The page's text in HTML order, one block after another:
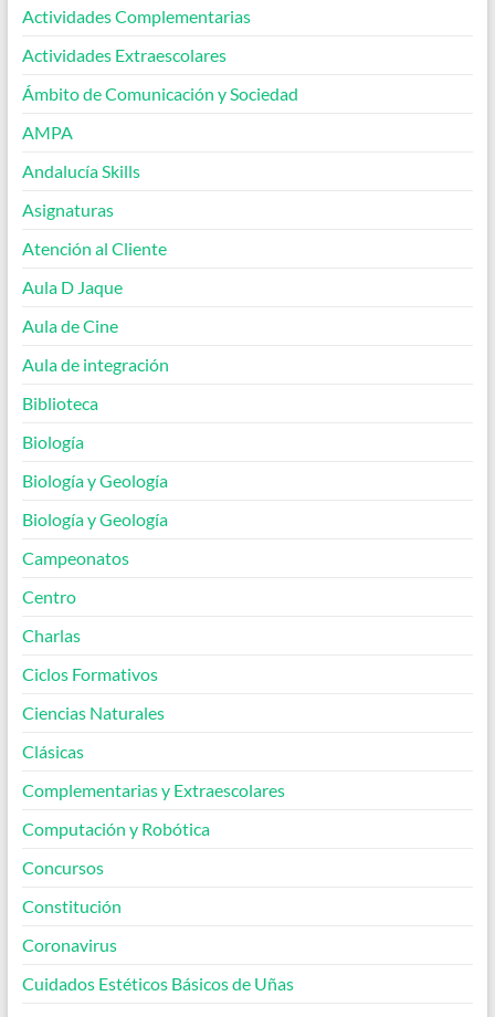
Actividades Complementarias
Actividades Extraescolares
Ámbito de Comunicación y Sociedad
AMPA
Andalucía Skills
Asignaturas
Atención al Cliente
Aula D Jaque
Aula de Cine
Aula de integración
Biblioteca
Biología
Biología y Geología
Biología y Geología
Campeonatos
Centro
Charlas
Ciclos Formativos
Ciencias Naturales
Clásicas
Complementarias y Extraescolares
Computación y Robótica
Concursos
Constitución
Coronavirus
Cuidados Estéticos Básicos de Uñas